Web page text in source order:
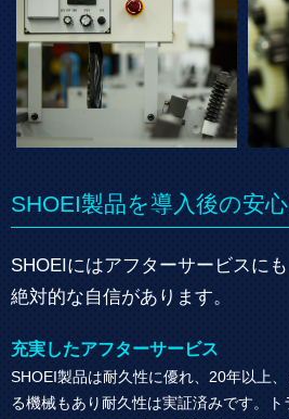
SHOEI製品を導入後の安
SHOEIにはアフターサービスにも
絶対的な自信があります。
充実したアフターサービス
SHOEI製品は耐久性に優れ、20年以上
る機械もあり耐久性は実証済みです。